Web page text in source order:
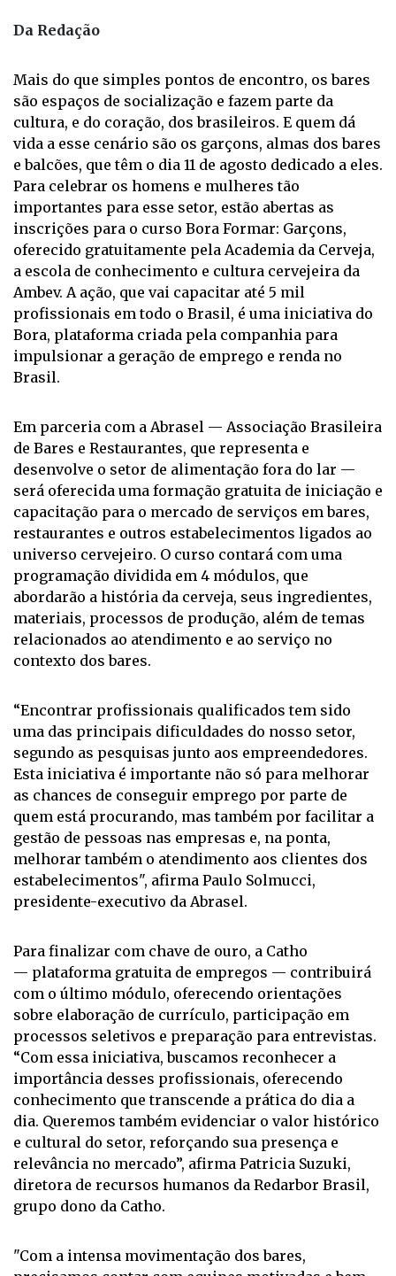
Da Redação
Mais do que simples pontos de encontro, os bares
são espaços de socialização e fazem parte da
cultura, e do coração, dos brasileiros. E quem dá
vida a esse cenário são os garçons, almas dos bares
e balcões, que têm o dia 11 de agosto dedicado a eles.
Para celebrar os homens e mulheres tão
importantes para esse setor, estão abertas as
inscrições para o curso Bora Formar: Garçons,
oferecido gratuitamente pela Academia da Cerveja,
a escola de conhecimento e cultura cervejeira da
Ambev. A ação, que vai capacitar até 5 mil
profissionais em todo o Brasil, é uma iniciativa do
Bora, plataforma criada pela companhia para
impulsionar a geração de emprego e renda no
Brasil.
Em parceria com a Abrasel — Associação Brasileira
de Bares e Restaurantes, que representa e
desenvolve o setor de alimentação fora do lar —
será oferecida uma formação gratuita de iniciação e
capacitação para o mercado de serviços em bares,
restaurantes e outros estabelecimentos ligados ao
universo cervejeiro. O curso contará com uma
programação dividida em 4 módulos, que
abordarão a história da cerveja, seus ingredientes,
materiais, processos de produção, além de temas
relacionados ao atendimento e ao serviço no
contexto dos bares.
“Encontrar profissionais qualificados tem sido
uma das principais dificuldades do nosso setor,
segundo as pesquisas junto aos empreendedores.
Esta iniciativa é importante não só para melhorar
as chances de conseguir emprego por parte de
quem está procurando, mas também por facilitar a
gestão de pessoas nas empresas e, na ponta,
melhorar também o atendimento aos clientes dos
estabelecimentos", afirma Paulo Solmucci,
presidente-executivo da Abrasel.
Para finalizar com chave de ouro, a Catho
— plataforma gratuita de empregos — contribuirá
com o último módulo, oferecendo orientações
sobre elaboração de currículo, participação em
processos seletivos e preparação para entrevistas.
“Com essa iniciativa, buscamos reconhecer a
importância desses profissionais, oferecendo
conhecimento que transcende a prática do dia a
dia. Queremos também evidenciar o valor histórico
e cultural do setor, reforçando sua presença e
relevância no mercado”, afirma Patricia Suzuki,
diretora de recursos humanos da Redarbor Brasil,
grupo dono da Catho.
"Com a intensa movimentação dos bares,